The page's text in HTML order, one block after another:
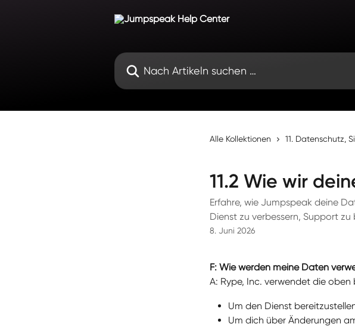
Nach Artikeln suchen …
Alle Kollektionen 11. Datenschutz,
11.2 Wie wir
Erfahre, wie Jumpspeak deine
Dienst zu verbessern, Support
8. Juni 2026
F: Wie werden meine Daten
A: Rype, Inc. verwendet die
Um den Dienst
Um dich über Änderungen